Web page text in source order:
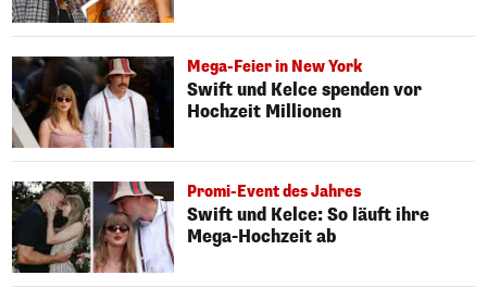
Mega-Feier in New York
Swift und Kelce spenden vor
Hochzeit Millionen
Promi-Event des Jahres
Swift und Kelce: So läuft ihre
Mega-Hochzeit ab